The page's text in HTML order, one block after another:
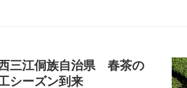
三江侗族自治県 春茶の
シーズン到来